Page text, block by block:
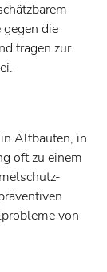
die
tragen zur
Altbauten, in
oft zu einem
von